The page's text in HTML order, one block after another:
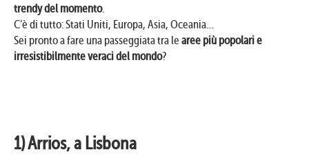
trendy del momento.
C’è di tutto: Stati Uniti, Europa, Asia, Oceania…
Sei pronto a fare una passeggiata tra le aree più popolari e
irresistibilmente veraci del mondo?
1) Arrios, a Lisbona